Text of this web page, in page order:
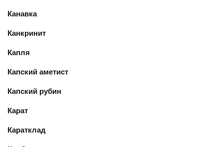
Канавка
Канкринит
Капля
Капский аметист
Капский рубин
Карат
Каратклад